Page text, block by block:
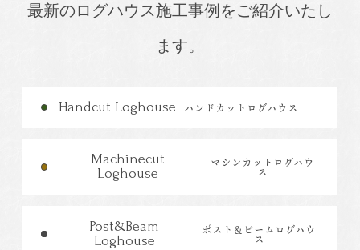
最新のログハウス施工事例をご紹介いたし
ます。
Handcut Loghouse ハンドカットログハウス
Machinecut
Loghouse
マシンカットログハウ
ス
Post&Beam
Loghouse
ポスト＆ビームログハウ
ス